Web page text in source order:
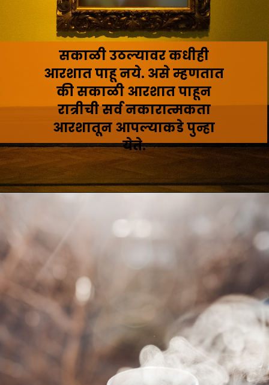
सकाळी उठल्यावर कधीही
आरशात पाहू नये. असे म्हणतात
की सकाळी आरशात पाहून
रात्रीची सर्व नकारात्मकता
आरशातून आपल्याकडे पुन्हा
येते.